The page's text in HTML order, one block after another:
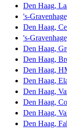
Den Haag,
's-
Den Haag,
's-
Den Haag,
Den Haag,
Den Haag,
Den Haag,
Den Haag,
Den Haag,
Den Haag,
Den Haag,